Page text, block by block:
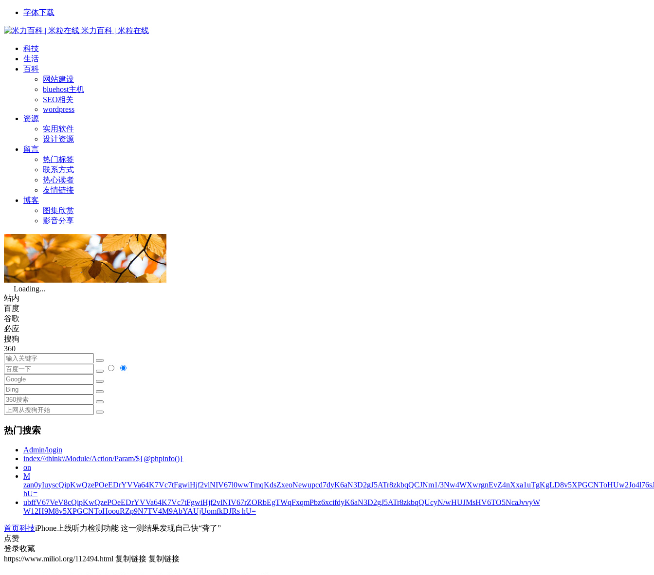
字体下载
米力百科 | 米粒在线
科技
生活
百科
网站建设
bluehost主机
SEO相关
wordpress
资源
实用软件
设计资源
留言
热门标签
联系方式
热心读者
友情链接
博客
图集欣赏
影音分享
Loading...
站内
百度
谷歌
必应
搜狗
360
热门搜索
Admin/login
index/\\think\\Module/Action/Param/${@phpinfo()}
on
M
zan0yIuyscQipKwQzePOeEDrYVVa64K7Vc7tFgwiHjf2vlNIV67l0wwTmqKdsZxeoNewupcd7dyK6aN3D2gJ5ATr8zkbqQCJNm1/
hU=
ubffV67VeV8cQipKwQzePOeEDrYVVa64K7Vc7tFgwiHjf2vlNIV67rZORbEgTWqFxqmPbz6xcifdyK6aN3D2gJ5ATr8zkbqQUcyN/wHUJMsHV6TO5NcaJvvyW
W12H9M8v5XPGCNToHoouRZp9N7TV4M9AbYAUjUomfkDJRs hU=
首页科技iPhone上线听力检测功能 这一测结果发现自己快“聋了”
点赞
登录收藏
https://www.miliol.org/112494.html 复制链接 复制链接